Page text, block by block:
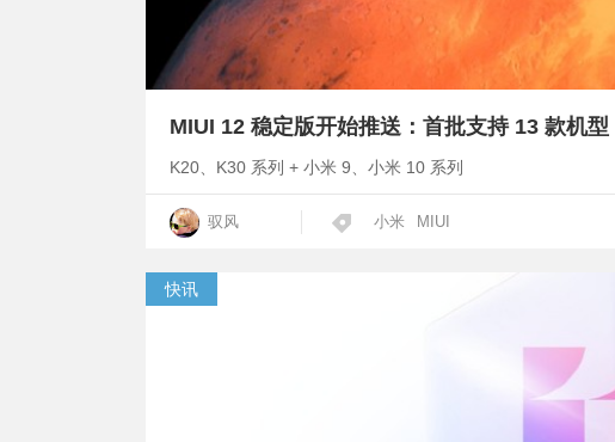
MIUI 12 稳定版开始推送：首批支持 13 款机型
K20、K30 系列 + 小米 9、小米 10 系列
驭风 小米 MIUI
快讯